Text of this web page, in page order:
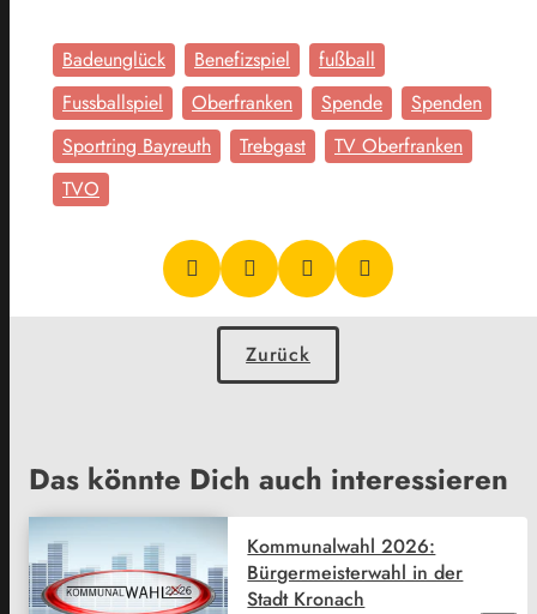
Badeunglück Benefizspiel
fußball
Fussballspiel
Oberfranken Spende
Spenden
Sportring Bayreuth
Trebgast
TV Oberfranken
TVO
Zurück
Das könnte Dich auch interessieren
Kommunalwahl 2026:
Bürgermeisterwahl in der
Stadt Kronach